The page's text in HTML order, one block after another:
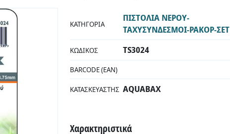
ΚΑΤΗΓΟΡΊΑ
ΠΙΣΤΟΛΙΑ ΝΕΡΟΥ-
ΤΑΧΥΣΥΝΔΕΣΜΟΙ-ΡΑΚΟΡ-ΣΕΤ
ΚΩΔΙΚΌΣ TS3024
BARCODE (EAN)
ΚΑΤΑΣΚΕΥΑΣΤΉΣ AQUABAX
Χαρακτηριστικά